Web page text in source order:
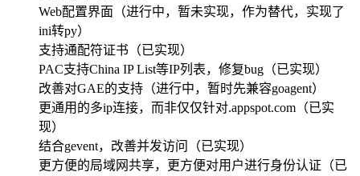
Web配置界面（进行中，暂未实现，作为替代，实现了
ini转py）
支持通配符证书（已实现）
PAC支持China IP List等IP列表，修复bug（已实现）
改善对GAE的支持（进行中，暂时先兼容goagent）
更通用的多ip连接，而非仅仅针对.appspot.com（已实
现）
结合gevent，改善并发访问（已实现）
更方便的局域网共享，更方便对用户进行身份认证（已